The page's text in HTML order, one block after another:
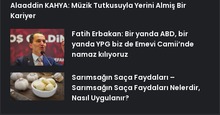
Alaaddin KAHYA: Müzik Tutkusuyla Yerini Almiş Bir
Kariyer
Fatih Erbakan: Bir yanda ABD, bir
yanda YPG biz de Emevi Camii’nde
namaz kılıyoruz
Sarımsağın Saça Faydaları –
Sarımsağın Saça Faydaları Nelerdir,
Nasıl Uygulanır?